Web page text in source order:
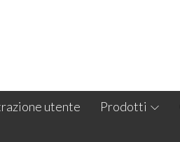
utente Prodotti